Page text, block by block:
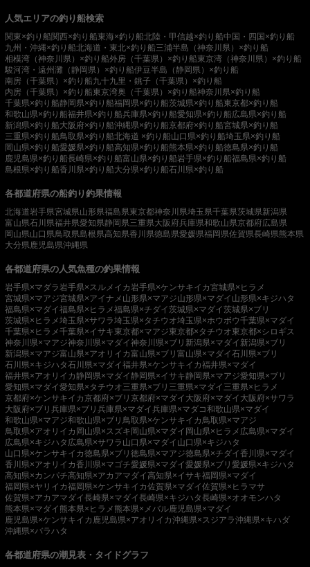
人気エリアの釣り船検索
関東×釣り船関西×釣り船東海×釣り船北陸・甲信越×釣り船中国・四国×釣り船
九州・沖縄×釣り船北海道・東北×釣り船三浦半島（神奈川県）×釣り船
相模湾（神奈川県）×釣り船外房（千葉県）×釣り船東京湾（神奈川県）×釣り船
駿河湾・遠州灘（静岡県）×釣り船伊豆半島（静岡県）×釣り船
南房（千葉県）×釣り船九十九里・銚子（千葉県）×釣り船
内房（千葉県）×釣り船東京湾奥（千葉県）×釣り船神奈川県×釣り船
千葉県×釣り船静岡県×釣り船福岡県×釣り船茨城県×釣り船東京都×釣り船
和歌山県×釣り船福井県×釣り船兵庫県×釣り船愛知県×釣り船広島県×釣り船
新潟県×釣り船大阪府×釣り船沖縄県×釣り船京都府×釣り船宮城県×釣り船
三重県×釣り船鳥取県×釣り船北海道 ×釣り船山口県×釣り船埼玉県×釣り船
岡山県×釣り船愛媛県×釣り船高知県×釣り船熊本県×釣り船徳島県×釣り船
鹿児島県×釣り船長崎県×釣り船富山県×釣り船岩手県×釣り船福島県×釣り船
島根県×釣り船香川県×釣り船大分県×釣り船石川県×釣り船
各都道府県の船釣り釣果情報
北海道岩手県宮城県山形県福島県東京都神奈川県埼玉県千葉県茨城県新潟県
富山県石川県福井県愛知県静岡県三重県大阪府兵庫県和歌山県京都府広島県
岡山県山口県鳥取県島根県高知県香川県徳島県愛媛県福岡県佐賀県長崎県熊本県
大分県 鹿児島県沖縄県
各都道府県の人気魚種の釣果情報
岩手県×マダラ 岩手県×スルメイカ 岩手県×ケンサキイカ宮城県×ヒラメ
宮城県×マアジ宮城県×アイナメ 山形県×マアジ山形県×マダイ 山形県×キジハタ
福島県×マダイ福島県×ヒラメ福島県×チダイ茨城県×マダイ茨城県×ブリ
茨城県×ヒラメ埼玉県×サワラ埼玉県×タチウオ埼玉県×ホウボウ千葉県×マダイ
千葉県×ヒラメ千葉県×イサキ東京都×マアジ東京都×タチウオ東京都×シロギス
神奈川県×マアジ神奈川県×マダイ神奈川県×ブリ 新潟県×マダイ 新潟県×ブリ
新潟県×マアジ富山県×アオリイカ富山県×ブリ 富山県×マダイ石川県×ブリ
石川県×キジハタ石川県×マダイ福井県×ケンサキイカ福井県×マダイ
福井県×アオリイカ静岡県×マダイ静岡県×イサキ静岡県×マアジ愛知県×ブリ
愛知県×マダイ愛知県×タチウオ三重県×ブリ 三重県×マダイ 三重県×ヒラメ
京都府×ケンサキイカ京都府×ブリ 京都府×マダイ 大阪府×マダイ 大阪府×サワラ
大阪府×ブリ 兵庫県×ブリ 兵庫県×マダイ兵庫県×マダコ和歌山県×マダイ
和歌山県×マアジ和歌山県×ブリ 鳥取県×ケンサキイカ 鳥取県×マアジ
鳥取県×アオリイカ 岡山県×スズキ岡山県×マダイ 岡山県×ヒラメ 広島県×マダイ
広島県×キジハタ 広島県×サワラ 山口県×マダイ 山口県×キジハタ
山口県×ケンサキイカ徳島県×ブリ 徳島県×マアジ徳島県×チダイ香川県×マダイ
香川県×アオリイカ香川県×マゴチ愛媛県×マダイ愛媛県×ブリ 愛媛県×キジハタ
高知県×カンパチ高知県×アカアマダイ高知県×イサキ福岡県×マダイ
福岡県×ヤリイカ福岡県×ケンサキイカ佐賀県×マダイ佐賀県×ヒラマサ
佐賀県×アカアマダイ長崎県×マダイ長崎県×キジハタ長崎県×オオモンハタ
熊本県×マダイ 熊本県×ヒラメ 熊本県×メバル鹿児島県×マダイ
鹿児島県×ケンサキイカ 鹿児島県×アオリイカ沖縄県×スジアラ沖縄県×キハダ
沖縄県×バラハタ
各都道府県の潮見表・タイドグラフ